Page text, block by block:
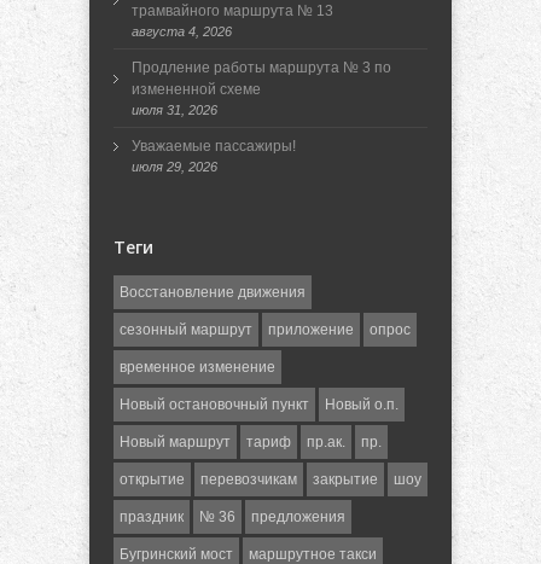
трамвайного маршрута № 13
августа 4, 2026
Продление работы маршрута № 3 по
измененной схеме
июля 31, 2026
Уважаемые пассажиры!
июля 29, 2026
Теги
Восстановление движения
сезонный маршрут приложение опрос
временное изменение
Новый остановочный пункт Новый о.п.
Новый маршрут тариф пр.ак. пр.
открытие перевозчикам закрытие шоу
праздник № 36 предложения
Бугринский мост маршрутное такси